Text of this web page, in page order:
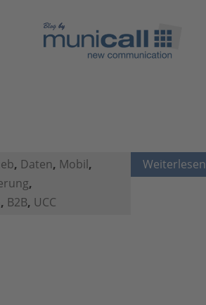
Weiterlesen
, Daten, Mobil,
,
, B2B, UCC